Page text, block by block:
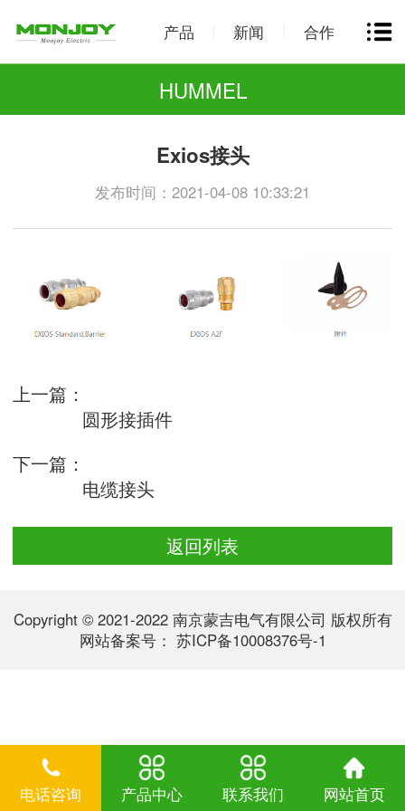
产品 新闻 合作
HUMMEL
Exios接头
发布时间：2021-04-08 10:33:21
上一篇：
圆形接插件
下一篇：
电缆接头
返回列表
Copyright © 2021-2022 南京蒙吉电气有限公司 版权所有
网站备案号： 苏ICP备10008376号-1
电话咨询 产品中心 联系我们 网站首页